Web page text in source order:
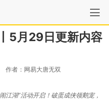
5月29日更新内容
作者：网易大唐无双
江湖”活动开启！破蛋成侠领鹅宠，